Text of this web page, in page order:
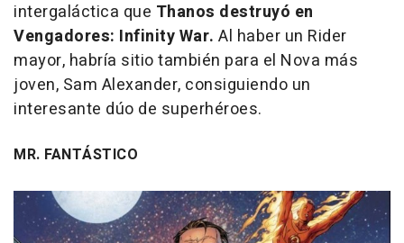
intergaláctica que Thanos destruyó en
Vengadores: Infinity War. Al haber un Rider
mayor, habría sitio también para el Nova más
joven, Sam Alexander, consiguiendo un
interesante dúo de superhéroes.
MR. FANTÁSTICO